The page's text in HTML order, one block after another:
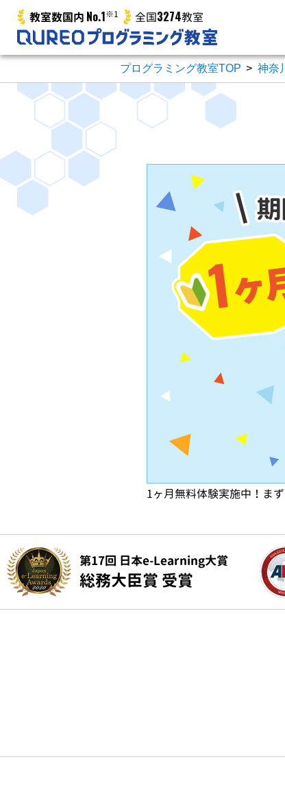
教室数国内 No.1※1 全国3274教室
プログラミング教室TOP > 神奈
1ヶ月無料体験実施中！ま
第17回 日本e-Learning大賞
総務大臣賞 受賞